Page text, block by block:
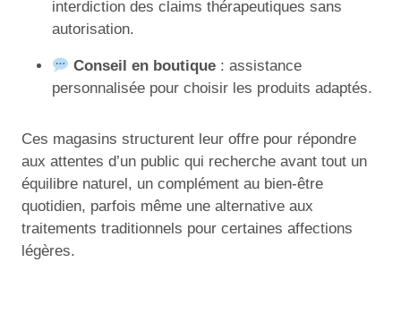
interdiction des claims thérapeutiques sans
autorisation.
Conseil en boutique : assistance
personnalisée pour choisir les produits adaptés.
Ces magasins structurent leur offre pour répondre
aux attentes d’un public qui recherche avant tout un
équilibre naturel, un complément au bien-être
quotidien, parfois même une alternative aux
traitements traditionnels pour certaines affections
légères.